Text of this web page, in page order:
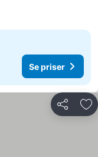
Se priser
Del